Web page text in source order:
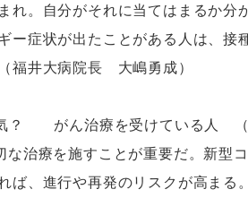
れ。自分がそれに当てはまるか分
ー症状が出たことがある人は、接
福井大病院長 大嶋勇成）
？ がん治療を受けている人 （
治療を施すことが重要だ。新型
ば、進行や再発のリスクが高まる